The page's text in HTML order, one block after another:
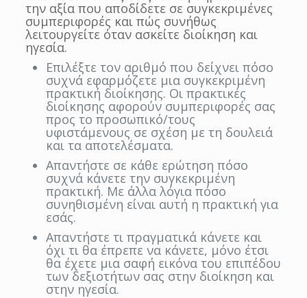
την αξία που αποδίδετε σε συγκεκριμένες
συμπεριφορές και πώς συνήθως
λειτουργείτε όταν ασκείτε διοίκηση και
ηγεσία.
Επιλέξτε τον αριθμό που δείχνει πόσο
συχνά εφαρμόζετε μια συγκεκριμένη
πρακτική διοίκησης. Οι πρακτικές
διοίκησης αφορούν συμπεριφορές σας
προς το προσωπικό/τους
υφιστάμενους σε σχέση με τη δουλειά
και τα αποτελέσματα.
Απαντήστε σε κάθε ερώτηση πόσο
συχνά κάνετε την συγκεκριμένη
πρακτική. Με άλλα λόγια πόσο
συνηθισμένη είναι αυτή η πρακτική για
εσάς.
Απαντήστε τι πραγματικά κάνετε και
όχι τι θα έπρεπε να κάνετε, μόνο έτσι
θα έχετε μια σαφή εικόνα του επιπέδου
των δεξιοτήτων σας στην διοίκηση και
στην ηγεσία.